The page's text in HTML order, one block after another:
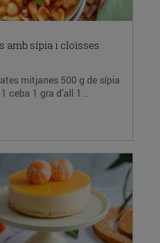
amb sípia i cloïsses
mitjanes 500 g de sípia
ceba 1 gra d’all 1...